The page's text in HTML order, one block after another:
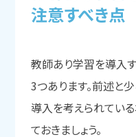
注意すべき点
教師あり学習を導入
3つあります。前述と
導入を考えられてい
ておきましょう。